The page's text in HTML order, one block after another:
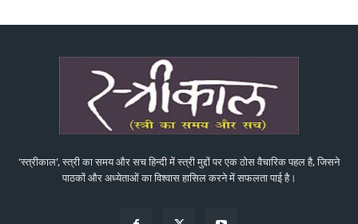
‘स्त्रीकाल’, स्त्री का समय और सच हिन्दी में स्त्री मुद्दों पर एक ठोस वैचारिक पहल है, जिसने
पाठकों और अध्येताओं का विश्वास हासिल करने में सफलता पाई है।